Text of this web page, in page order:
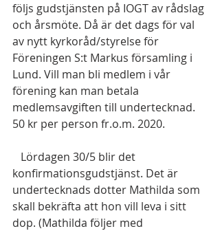
följs gudstjänsten på IOGT av rådslag
och årsmöte. Då är det dags för val
av nytt kyrkoråd/styrelse för
Föreningen S:t Markus församling i
Lund. Vill man bli medlem i vår
förening kan man betala
medlemsavgiften till undertecknad.
50 kr per person fr.o.m. 2020.
Lördagen 30/5 blir det
konfirmationsgudstjänst. Det är
undertecknads dotter Mathilda som
skall bekräfta att hon vill leva i sitt
dop. (Mathilda följer med